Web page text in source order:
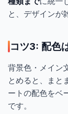
と、デザインが
コツ3: 配色
背景色・メイン
とめると、まと
ートの配色をベ
です。